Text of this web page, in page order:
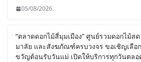
05/08/2026
“ตลาดดอกไม้สี่มุมเมือง” ศูนย์รวมดอกไม้ส
มาลัย และสังฆภัณฑ์ครบวงจร ขอเชิญเลือ
ขวัญต้อนรับวันแม่ เปิดให้บริการทุกวันตลอ